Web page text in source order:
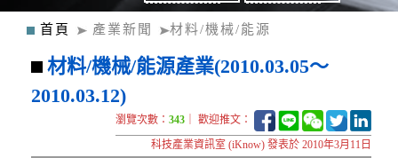
首頁 產業新聞 材料/機械/能源
材料/機械/能源產業(2010.03.05～
2010.03.12)
瀏覽次數：343 ｜ 歡迎推文：
科技產業資訊室 (iKnow) 發表於 2010年3月11日